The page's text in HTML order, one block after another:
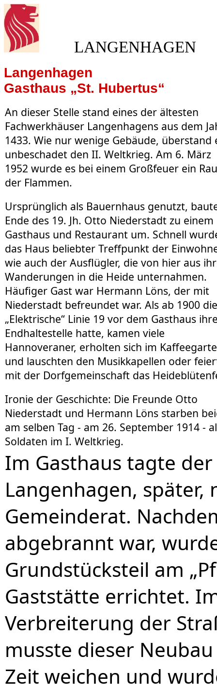
LANGENHAGEN
Langenhagen
Gasthaus „St. Hubertus“
An dieser Stelle stand eines der ältesten
Fachwerkhäuser Langenhagens aus dem
1433. Wie nur wenige Gebäude, überstand
unbeschadet den II. Weltkrieg. Am 6. März
1952 wurde es bei einem Großfeuer ein
der Flammen.
Ursprünglich als Bauernhaus genutzt,
Ende des 19. Jh. Otto Niederstadt zu einem
Gasthaus und Restaurant um. Schnell
das Haus beliebter Treffpunkt der
wie auch der Ausflügler, die von hier aus
Wanderungen in die Heide unternahmen.
Häufiger Gast war Hermann Löns, der mit
Niederstadt befreundet war. Als ab 1900 die
„Elektrische“ Linie 19 vor dem Gasthaus
Endhaltestelle hatte, kamen viele
Hannoveraner, erholten sich im
und lauschten den Musikkapellen oder
mit der Dorfgemeinschaft das
Ironie der Geschichte: Die Freunde Otto
Niederstadt und Hermann Löns starben
am selben Tag - am 26. September 1914 -
Soldaten im I. Weltkrieg.
Im Gasthaus tagte
Langenhagen, später,
Gemeinderat.
abgebrannt war,
Grundstücksteil am
Gaststätte errichtet.
Verbreiterung der
musste dieser
Zeit weichen und